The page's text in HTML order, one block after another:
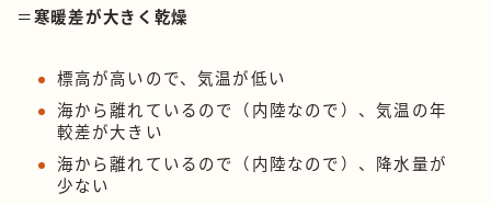
＝寒暖差が大きく乾燥
標高が高いので、気温が低い
海から離れているので（内陸なので）、気温の年
較差が大きい
海から離れているので（内陸なので）、降水量が
少ない